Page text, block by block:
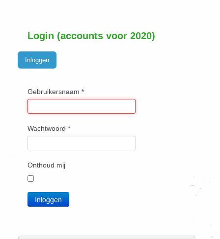
Login (accounts voor 2020)
Inloggen
Gebruikersnaam *
Wachtwoord *
Onthoud mij
Inloggen